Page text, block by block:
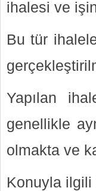
ihalesi ve
Bu tür
Yapılan
genellikle
olmakta ve
Konuyla ilgili